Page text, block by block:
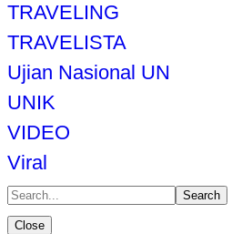
TRAVELING
TRAVELISTA
Ujian Nasional UN
UNIK
VIDEO
Viral
Search
Close